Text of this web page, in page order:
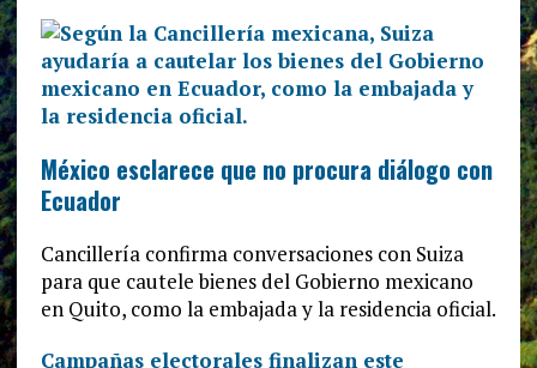
México esclarece que no procura diálogo con
Ecuador
Cancillería confirma conversaciones con Suiza
para que cautele bienes del Gobierno mexicano
en Quito, como la embajada y la residencia oficial.
Campañas electorales finalizan este